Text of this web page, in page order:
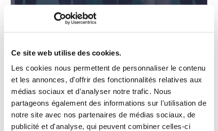
Ce site web utilise des cookies.
Les cookies nous permettent de personnaliser le contenu
et les annonces, d'offrir des fonctionnalités relatives aux
médias sociaux et d'analyser notre trafic. Nous
partageons également des informations sur l'utilisation de
notre site avec nos partenaires de médias sociaux, de
publicité et d'analyse, qui peuvent combiner celles-ci
40 % de femmes minimum dans les
hautes fonctions fédérales dès 2027
Efficacité des organisations et des politiques
publiques, fonction publique
EN SAVOIR PLUS